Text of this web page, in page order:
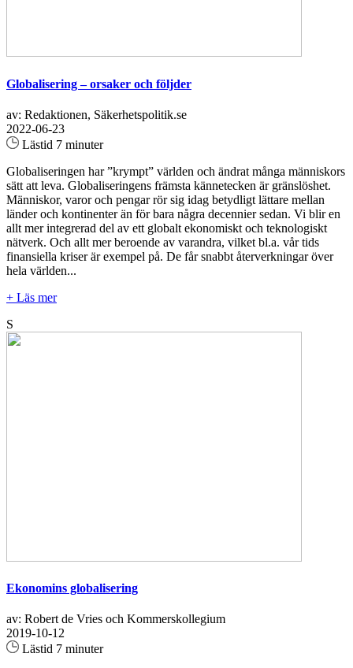
Globalisering – orsaker och följder
av: Redaktionen, Säkerhetspolitik.se
2022-06-23
Lästid 7 minuter
Globaliseringen har ”krympt” världen och ändrat många människors
sätt att leva. Globaliseringens främsta kännetecken är gränslöshet.
Människor, varor och pengar rör sig idag betydligt lättare mellan
länder och kontinenter än för bara några decennier sedan. Vi blir en
allt mer integrerad del av ett globalt ekonomiskt och teknologiskt
nätverk. Och allt mer beroende av varandra, vilket bl.a. vår tids
finansiella kriser är exempel på. De får snabbt återverkningar över
hela världen...
+ Läs mer
S
Ekonomins globalisering
av: Robert de Vries och Kommerskollegium
2019-10-12
Lästid 7 minuter